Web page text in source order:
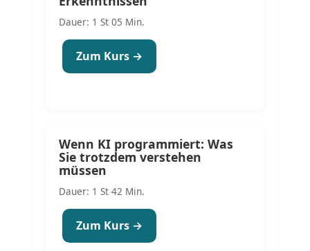
Dauer: 1 St 05 Min.
Zum Kurs →
Wenn KI programmiert: Was
Sie trotzdem verstehen
müssen
Dauer: 1 St 42 Min.
Zum Kurs →